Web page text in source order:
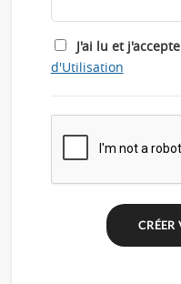
J'ai lu et j'accepte
d'Utilisation